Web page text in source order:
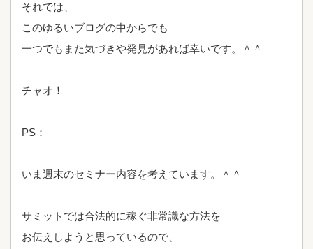
それでは、
このゆるいブログの中からでも
一つでもまた気づきや発見があれば幸いです。＾＾
チャオ！
PS：
いま週末のセミナー内容を考えています。＾＾
サミットでは合法的に稼ぐ非常識な方法を
お伝えしようと思っているので、